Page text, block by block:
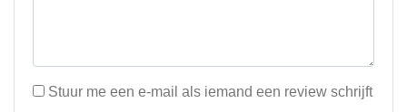
Stuur me een e-mail als iemand een review schrijft